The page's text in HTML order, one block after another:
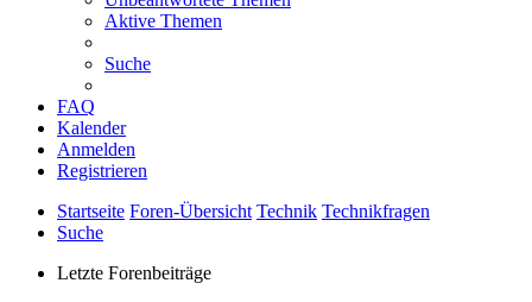
Aktive Themen
Suche
FAQ
Kalender
Anmelden
Registrieren
Startseite Foren-Übersicht Technik Technikfragen
Suche
Letzte Forenbeiträge